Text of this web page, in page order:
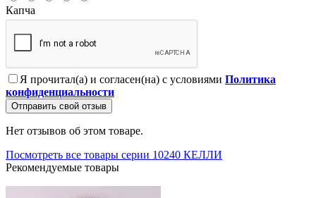
Капча
Я прочитал(а) и согласен(на) с условиями Политика
конфиденциальности
Отправить свой отзыв
Нет отзывов об этом товаре.
Посмотреть все товары серии 10240 КЕЛЛИ
Рекомендуемые товары